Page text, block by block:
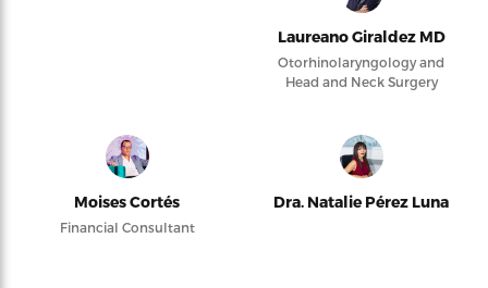
Laureano Giraldez MD
Otorhinolaryngology and
Head and Neck Surgery
Moises Cortés
Financial Consultant
Dra. Natalie Pérez Luna